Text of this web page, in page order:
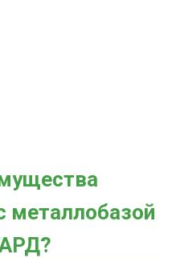
металлобазой